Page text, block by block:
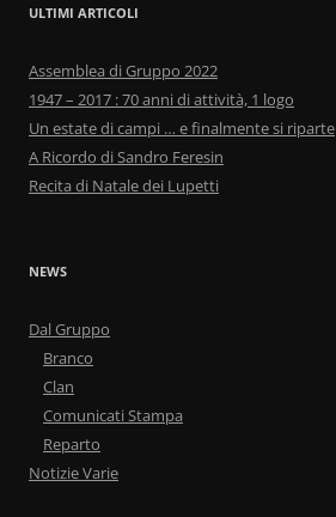
o
o
k
ULTIMI ARTICOLI
Assemblea di Gruppo 2022
1947 – 2017 : 70 anni di attività, 1 logo
Un estate di campi … e finalmente si riparte
A Ricordo di Sandro Feresin
Recita di Natale dei Lupetti
NEWS
Dal Gruppo
Branco
Clan
Comunicati Stampa
Reparto
Notizie Varie